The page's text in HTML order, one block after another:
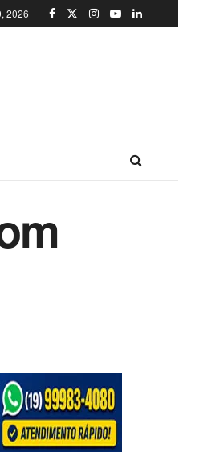
2026